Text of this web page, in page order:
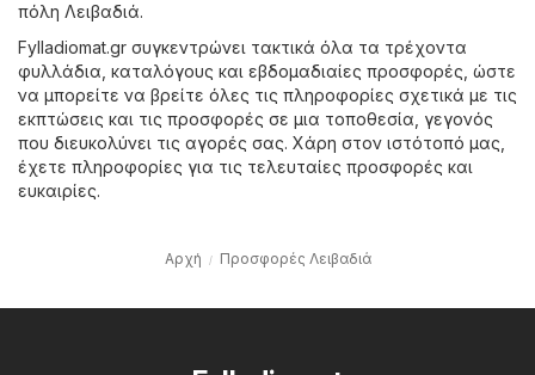
πόλη Λειβαδιά.
Fylladiomat.gr συγκεντρώνει τακτικά όλα τα τρέχοντα
φυλλάδια, καταλόγους και εβδομαδιαίες προσφορές, ώστε
να μπορείτε να βρείτε όλες τις πληροφορίες σχετικά με τις
εκπτώσεις και τις προσφορές σε μια τοποθεσία, γεγονός
που διευκολύνει τις αγορές σας. Χάρη στον ιστότοπό μας,
έχετε πληροφορίες για τις τελευταίες προσφορές και
ευκαιρίες.
Αρχή Προσφορές Λειβαδιά